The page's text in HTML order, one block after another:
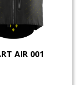
AIR 001